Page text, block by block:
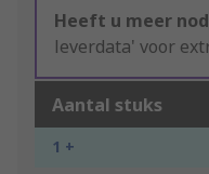
Heeft u meer
leverdata' voor
Aantal stuks
1 +